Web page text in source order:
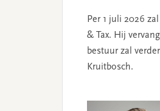
Per 1 juli 2026
& Tax. Hij
bestuur zal
Kruitbosch.